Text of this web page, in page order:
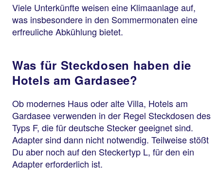
Viele Unterkünfte weisen eine Klimaanlage auf,
was insbesondere in den Sommermonaten eine
erfreuliche Abkühlung bietet.
Was für Steckdosen haben die
Hotels am Gardasee?
Ob modernes Haus oder alte Villa, Hotels am
Gardasee verwenden in der Regel Steckdosen des
Typs F, die für deutsche Stecker geeignet sind.
Adapter sind dann nicht notwendig. Teilweise stößt
Du aber noch auf den Steckertyp L, für den ein
Adapter erforderlich ist.